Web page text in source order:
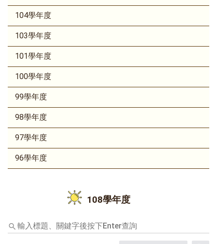
104學年度
103學年度
101學年度
100學年度
99學年度
98學年度
97學年度
96學年度
108學年度
輸
入